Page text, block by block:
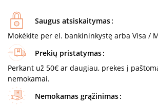
Saugus atsiskaitymas
Mokėkite per el. bankininkystę arba Visa /
Prekių pristatymas
Perkant už 50€ ar daugiau, prekes į
nemokamai.
Nemokamas grąžinimas